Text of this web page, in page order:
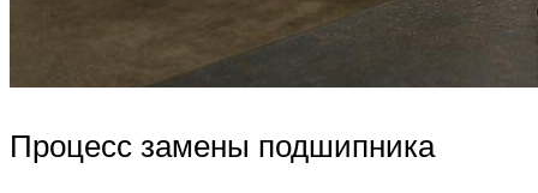
Процесс замены подшипника